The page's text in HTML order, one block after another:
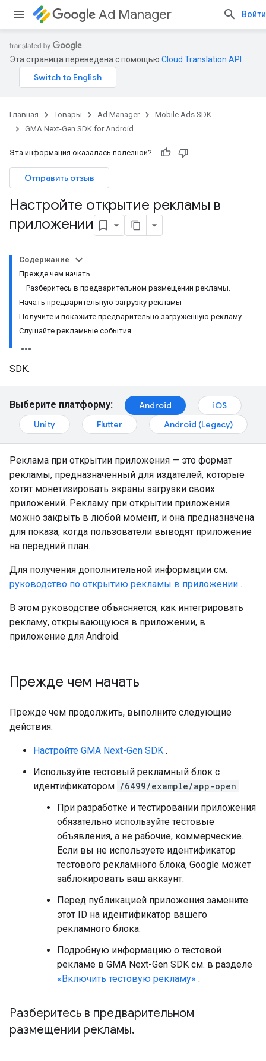
Ad Manager Войти
Эта страница переведена с помощью Cloud Translation API
Главная Товары Ad Manager
Mobile Ads SDK
GMA Next-Gen SDK for Android
Эта информация оказалась полезной?
Отправить отзыв
Настройте открытие рекламы в
приложении
Содержание
Прежде чем начать
Разберитесь в предварительном размещении рекламы.
Начать предварительную загрузку рекламы
Получите и покажите предварительно загруженную рекламу.
Слушайте рекламные события
SDK.
Выберите платформу: Android
iOS
Unity
Flutter Android (Legacy)
Реклама при открытии приложения — это формат
рекламы, предназначенный для издателей, которые
хотят монетизировать экраны загрузки своих
приложений. Рекламу при открытии приложения
можно закрыть в любой момент, и она предназначена
для показа, когда пользователи выводят приложение
на передний план.
Для получения дополнительной информации см.
руководство по открытию рекламы в приложении .
В этом руководстве объясняется, как интегрировать
рекламу, открывающуюся в приложении, в
приложение для Android.
Прежде чем начать
Прежде чем продолжить, выполните следующие
действия:
Настройте GMA Next-Gen SDK .
Используйте тестовый рекламный блок с
идентификатором /6499/example/app-open .
При разработке и тестировании приложения
обязательно используйте тестовые
объявления, а не рабочие, коммерческие.
Если вы не используете идентификатор
тестового рекламного блока, Google может
заблокировать ваш аккаунт.
Перед публикацией приложения замените
этот ID на идентификатор вашего
рекламного блока.
Подробную информацию о тестовой
рекламе в GMA Next-Gen SDK см. в разделе
«Включить тестовую рекламу» .
Разберитесь в предварительном
размещении рекламы.